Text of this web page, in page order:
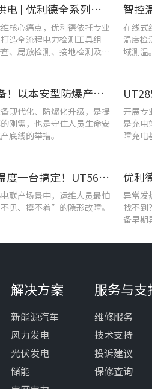
战高温、保供电 | 优利德全系列电力运维检测工具，助力夏季电网运维更高效
核心痛点，优利德依托专业
造全流程电力检测工具组
、局放检测、接地检测及电
在线式
温度检
域测温。
告别老旧设备！以本安型防爆产品矩阵与合规检测，守住工矿安全底线
现代化、防爆化升级，是提
刚需，也是守住人员生命安
底线的举措。
开展专
是充电
障充电
查泄漏、测温度一台搞定！UT568F红外声成像仪让设备巡检更高效
联产场景中，运维人员最怕
见、摸不着”的隐形故障。
异常发
找不到
备早期
解决方案
新能源汽车
风力发电
光伏发电
储能
服务与支
维修服务
技术支持
投诉建议
保修查询